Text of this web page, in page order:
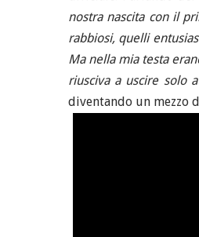
nostra nascita con il
rabbiosi, quelli
Ma nella mia testa
riusciva a uscire solo
diventando un mezzo